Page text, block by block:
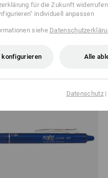
Stück 1 Farbe
für die Zukunft
individuell anpassen
siehe
konfigurieren Alle
Datenschutz|